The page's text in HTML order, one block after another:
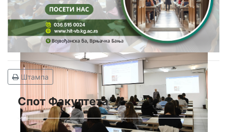
Штампа
Спот Факултета